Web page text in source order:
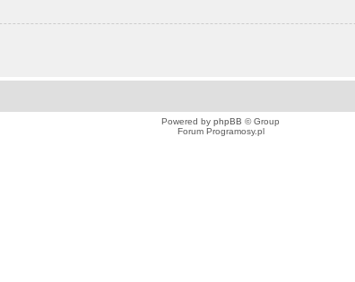
Powered by phpBB © Group
Forum Programosy.pl